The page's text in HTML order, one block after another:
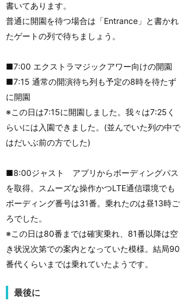
書いてあります。
普通に開園を待つ場合は「Entrance」と書かれ
たゲートの列で待ちましょう。
■7:00 エクストラマジックアワー向けの開園
■7:15 通常の開演待ち列も予定の8時を待たず
に開園
※この日は7:15に開園しました。我々は7:25く
らいには入園できました。(並んでいた列の中で
はだいぶ前の方でした)
■8:00ジャスト アプリからボーディングパス
を取得。スムーズな操作かつLTE通信環境でも
ボーディング番号は31番。乗れたのは昼13時ご
ろでした。
※この日は80番までは確実乗れ、81番以降は空
き状況次第での案内となっていた模様。結局90
番代くらいまでは乗れていたようです。
最後に